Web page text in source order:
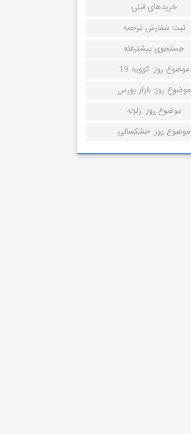
خریدهای قبلی
ثبت سفارش ترجمه
جستجوی پیشترفته
موضوع روز: کووید 19
موضوع روز: بازار بورس
موضوع روز: زلزله
موضوع روز: خشکسالی